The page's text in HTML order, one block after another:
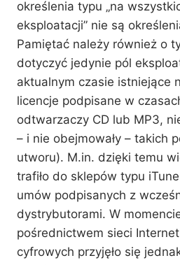
określenia typu „na
eksploatacji” nie są
Pamiętać należy również o
dotyczyć jedynie pól
aktualnym czasie istniejące
licencje podpisane w
odtwarzaczy CD lub MP3,
– i nie obejmowały – takich
utworu). M.in. dzięki temu
trafiło do sklepów typu
umów podpisanych z
dystrybutorami. W
pośrednictwem sieci
cyfrowych przyjęło się